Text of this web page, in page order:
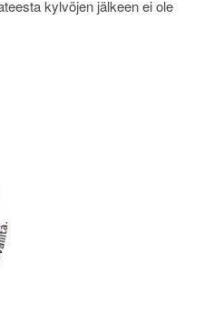
kylvöjen jälkeen ei ole